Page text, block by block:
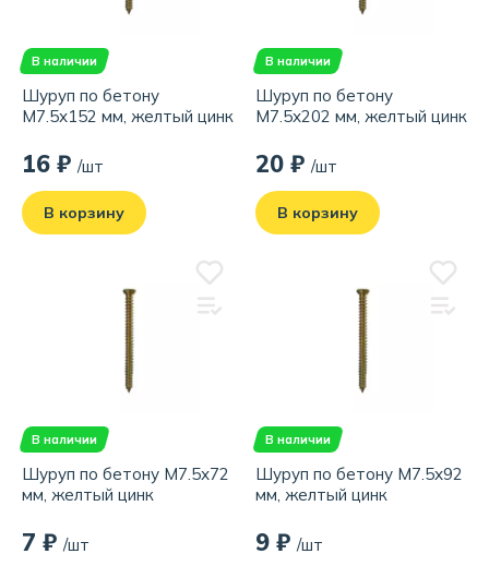
В наличии
Шуруп по бетону
М7.5х152 мм, желтый цинк
16 ₽ /шт
В корзину
В наличии
Шуруп по бетону
М7.5х202 мм, желтый цинк
20 ₽ /шт
В корзину
В наличии
Шуруп по бетону М7.5х72
мм, желтый цинк
7 ₽ /шт
В наличии
Шуруп по бетону М7.5х92
мм, желтый цинк
9 ₽ /шт